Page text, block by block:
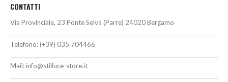
CONTATTI
Via Provinciale, 23 Ponte Selva (Parre) 24020 Bergamo
Telefono: (+39) 035 704466
Mail:info@stilluce-store.it